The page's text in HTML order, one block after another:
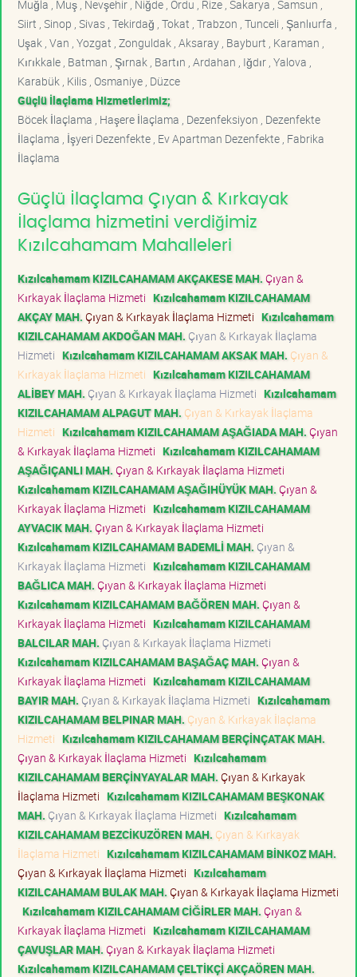
Muğla , Muş , Nevşehir , Niğde , Ordu , Rize , Sakarya , Samsun ,
Siirt , Sinop , Sivas , Tekirdağ , Tokat , Trabzon , Tunceli , Şanlıurfa ,
Uşak , Van , Yozgat , Zonguldak , Aksaray , Bayburt , Karaman ,
Kırıkkale , Batman , Şırnak , Bartın , Ardahan , Iğdır , Yalova ,
Karabük , Kilis , Osmaniye , Düzce
Güçlü İlaçlama Hizmetlerimiz;
Böcek İlaçlama , Haşere İlaçlama , Dezenfeksiyon , Dezenfekte
İlaçlama , İşyeri Dezenfekte , Ev Apartman Dezenfekte , Fabrika
İlaçlama
Güçlü İlaçlama Çıyan & Kırkayak
İlaçlama hizmetini verdiğimiz
Kızılcahamam Mahalleleri
Kızılcahamam KIZILCAHAMAM AKÇAKESE MAH. Çıyan &
Kırkayak İlaçlama Hizmeti Kızılcahamam KIZILCAHAMAM
AKÇAY MAH. Çıyan & Kırkayak İlaçlama Hizmeti Kızılcahamam
KIZILCAHAMAM AKDOĞAN MAH. Çıyan & Kırkayak İlaçlama
Hizmeti Kızılcahamam KIZILCAHAMAM AKSAK MAH. Çıyan &
Kırkayak İlaçlama Hizmeti Kızılcahamam KIZILCAHAMAM
ALİBEY MAH. Çıyan & Kırkayak İlaçlama Hizmeti Kızılcahamam
KIZILCAHAMAM ALPAGUT MAH. Çıyan & Kırkayak İlaçlama
Hizmeti Kızılcahamam KIZILCAHAMAM AŞAĞIADA MAH. Çıyan
& Kırkayak İlaçlama Hizmeti Kızılcahamam KIZILCAHAMAM
AŞAĞIÇANLI MAH. Çıyan & Kırkayak İlaçlama Hizmeti
Kızılcahamam KIZILCAHAMAM AŞAĞIHÜYÜK MAH. Çıyan &
Kırkayak İlaçlama Hizmeti Kızılcahamam KIZILCAHAMAM
AYVACIK MAH. Çıyan & Kırkayak İlaçlama Hizmeti
Kızılcahamam KIZILCAHAMAM BADEMLİ MAH. Çıyan &
Kırkayak İlaçlama Hizmeti Kızılcahamam KIZILCAHAMAM
BAĞLICA MAH. Çıyan & Kırkayak İlaçlama Hizmeti
Kızılcahamam KIZILCAHAMAM BAĞÖREN MAH. Çıyan &
Kırkayak İlaçlama Hizmeti Kızılcahamam KIZILCAHAMAM
BALCILAR MAH. Çıyan & Kırkayak İlaçlama Hizmeti
Kızılcahamam KIZILCAHAMAM BAŞAĞAÇ MAH. Çıyan &
Kırkayak İlaçlama Hizmeti Kızılcahamam KIZILCAHAMAM
BAYIR MAH. Çıyan & Kırkayak İlaçlama Hizmeti Kızılcahamam
KIZILCAHAMAM BELPINAR MAH. Çıyan & Kırkayak İlaçlama
Hizmeti Kızılcahamam KIZILCAHAMAM BERÇİNÇATAK MAH.
Çıyan & Kırkayak İlaçlama Hizmeti Kızılcahamam
KIZILCAHAMAM BERÇİNYAYALAR MAH. Çıyan & Kırkayak
İlaçlama Hizmeti Kızılcahamam KIZILCAHAMAM BEŞKONAK
MAH. Çıyan & Kırkayak İlaçlama Hizmeti Kızılcahamam
KIZILCAHAMAM BEZCİKUZÖREN MAH. Çıyan & Kırkayak
İlaçlama Hizmeti Kızılcahamam KIZILCAHAMAM BİNKOZ MAH.
Çıyan & Kırkayak İlaçlama Hizmeti Kızılcahamam
KIZILCAHAMAM BULAK MAH. Çıyan & Kırkayak İlaçlama Hizmeti
Kızılcahamam KIZILCAHAMAM CİĞİRLER MAH. Çıyan &
Kırkayak İlaçlama Hizmeti Kızılcahamam KIZILCAHAMAM
ÇAVUŞLAR MAH. Çıyan & Kırkayak İlaçlama Hizmeti
Kızılcahamam KIZILCAHAMAM ÇELTİKÇİ AKÇAÖREN MAH.